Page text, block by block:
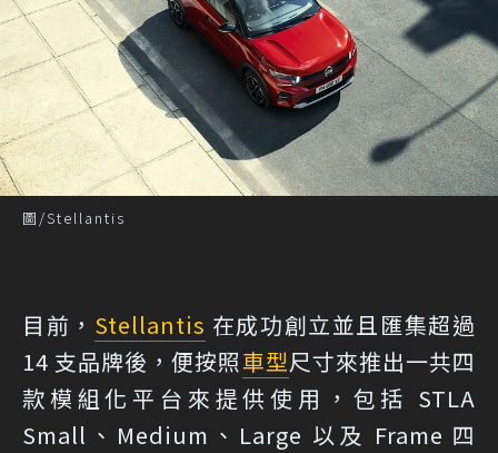
圖/Stellantis
目前， Stellantis 在成功創立並且匯集超過
14 支品牌後，便按照車型尺寸來推出一共四
款模組化平台來提供使用，包括 STLA
Small、Medium、Large 以及 Frame 四